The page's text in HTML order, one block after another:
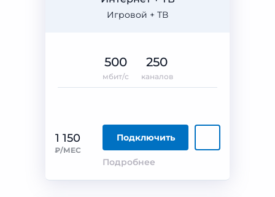
Игровой + ТВ
1 150
₽/МЕС
Подключить
Подробнее
500
мбит/с
250
каналов